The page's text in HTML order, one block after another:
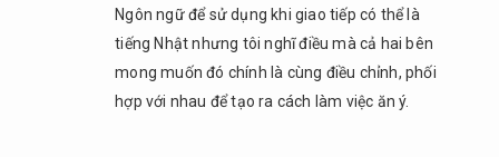
Ngôn ngữ để sử dụng khi giao tiếp có thể là
tiếng Nhật nhưng tôi nghĩ điều mà cả hai bên
mong muốn đó chính là cùng điều chỉnh, phối
hợp với nhau để tạo ra cách làm việc ăn ý.